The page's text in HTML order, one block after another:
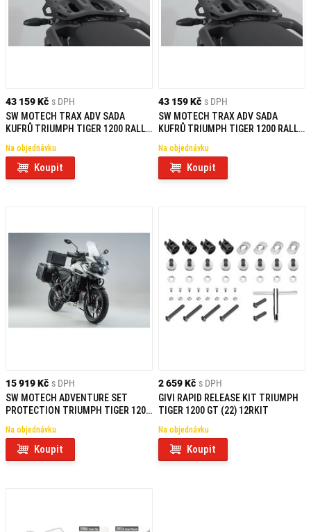
43 159 Kč s DPH
SW MOTECH TRAX ADV SADA
KUFRŮ TRIUMPH TIGER 1200 RALLY
Na objednávku
Koupit
43 159 Kč s DPH
SW MOTECH TRAX ADV SADA
KUFRŮ TRIUMPH TIGER 1200 RALLY
Na objednávku
Koupit
15 919 Kč s DPH
SW MOTECH ADVENTURE SET
PROTECTION TRIUMPH TIGER 1200
Na objednávku
Koupit
2 659 Kč s DPH
GIVI RAPID RELEASE KIT TRIUMPH
TIGER 1200 GT (22) 12RKIT
Na objednávku
Koupit